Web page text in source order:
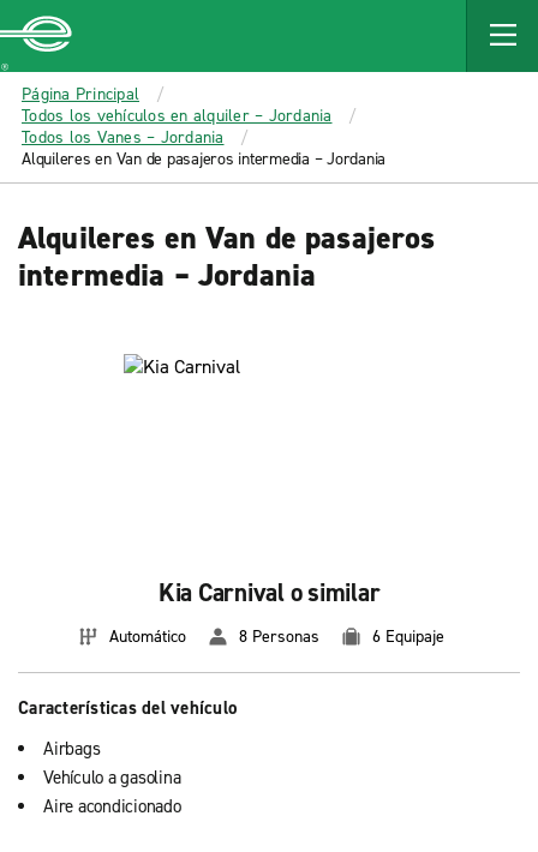
MAIN
CONTENT
Enterprise
Página Principal
Todos los vehículos en alquiler – Jordania
Todos los Vanes – Jordania
Alquileres en Van de pasajeros intermedia – Jordania
Alquileres en Van de pasajeros
intermedia – Jordania
Kia Carnival o similar
Automático 8 Personas 6 Equipaje
Características del vehículo
Airbags
Vehículo a gasolina
Aire acondicionado